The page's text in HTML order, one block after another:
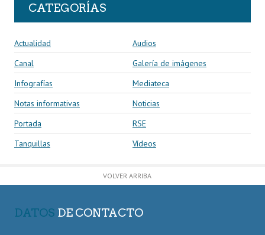
CATEGORÍAS
Actualidad
Audios
Canal
Galería de imágenes
Infografías
Mediateca
Notas informativas
Noticias
Portada
RSE
Tanquillas
Vídeos
VOLVER ARRIBA
DATOS DE CONTACTO